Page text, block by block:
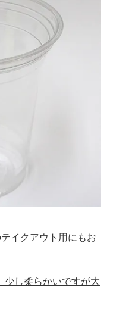
イクアウト用にもお
少し柔らかいですが大